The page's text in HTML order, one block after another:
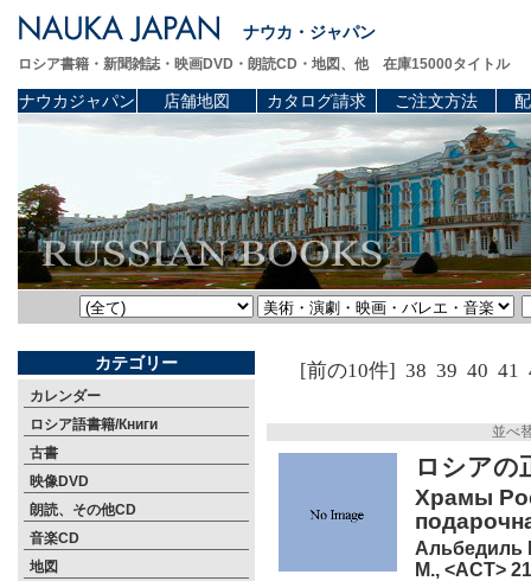
ナウカ・ジャパン
ロシア書籍・新聞雑誌・映画DVD・朗読CD・地図、他 在庫15000タイトル
ナウカジャパン 店舗地図 カタログ請求 ご注文方法
カテゴリー
カレンダー
ロシア語書籍/Книги
古書
映像DVD
朗読、その他CD
音楽CD
地図
[前の10件] 38 39 40 41
並べ
ロシア
Храмы
Альбедиль
М., <АСТ>